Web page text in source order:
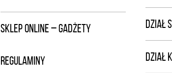
SKLEP ONLINE – GADŻETY
REGULAMINY
DZIAŁ
DZIAŁ